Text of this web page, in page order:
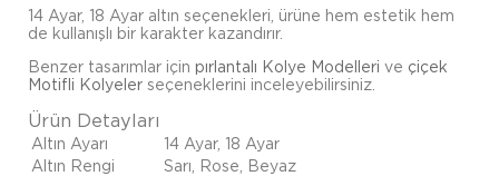
14 Ayar, 18 Ayar altın seçenekleri, ürüne hem estetik hem
de kullanışlı bir karakter kazandırır.
Benzer tasarımlar için pırlantalı Kolye Modelleri ve çiçek
Motifli Kolyeler seçeneklerini inceleyebilirsiniz.
Ürün Detayları
Altın Ayarı
14 Ayar, 18 Ayar
Altın Rengi
Sarı, Rose, Beyaz